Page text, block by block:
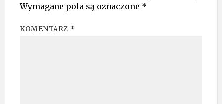
Wymagane pola są oznaczone *
KOMENTARZ *